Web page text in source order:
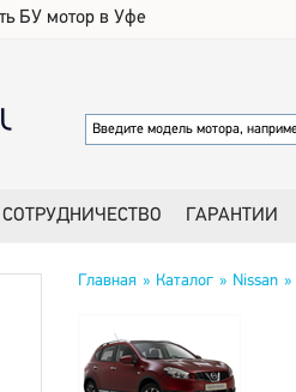
БУ мотор в Уфе
СОТРУДНИЧЕСТВО ГАРАНТИИ
Главная Каталог Nissan